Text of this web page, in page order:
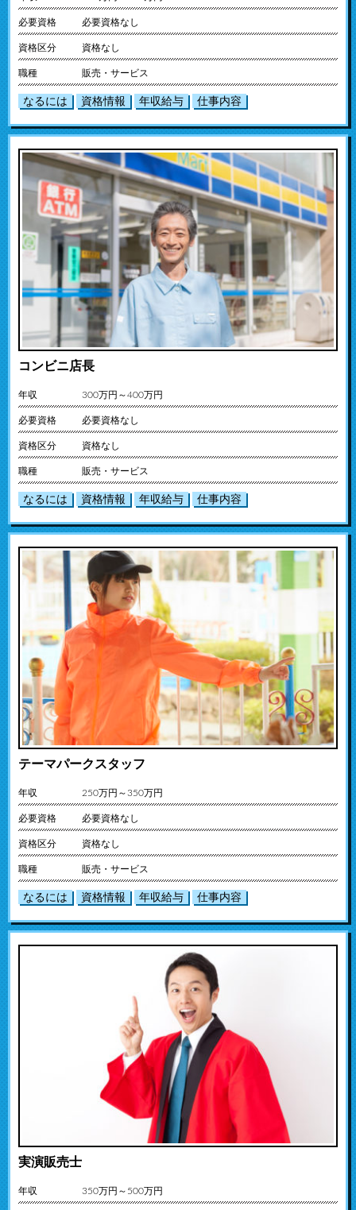
必要資格 必要資格なし
資格区分 資格なし
職種 販売・サービス
なるには 資格情報 年収給与 仕事内容
コンビニ店長
年収 300万円～400万円
必要資格 必要資格なし
資格区分 資格なし
職種 販売・サービス
なるには 資格情報 年収給与 仕事内容
テーマパークスタッフ
年収 250万円～350万円
必要資格 必要資格なし
資格区分 資格なし
職種 販売・サービス
なるには 資格情報 年収給与 仕事内容
実演販売士
年収 350万円～500万円